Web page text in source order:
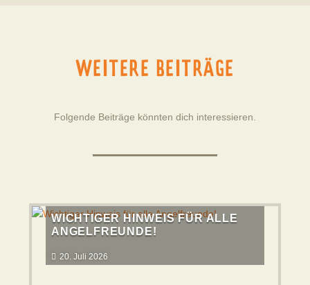
WEITERE BEITRÄGE
Folgende Beiträge könnten dich interessieren.
WICHTIGER HINWEIS FÜR ALLE
ANGELFREUNDE!
20. Juli 2026